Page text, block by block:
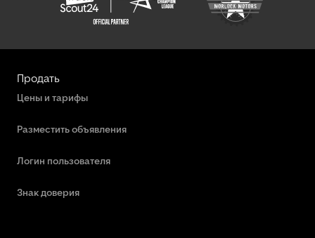
Продать
Цены и тарифы
Разместить объявления
Логин пользователя
Знак доверия